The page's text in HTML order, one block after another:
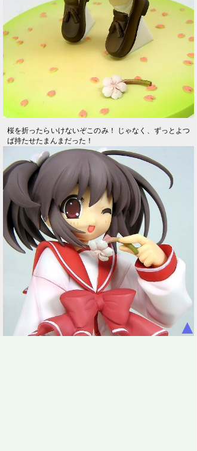
桜を折ったらいけないぞこのみ！ じゃなく、ずっとよつ
ば持たせたまんまだった！
▲